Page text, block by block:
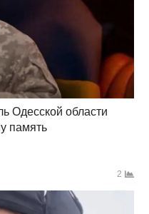
Одесской области
память
2